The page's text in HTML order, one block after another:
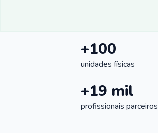
+100
unidades físicas
+19 mil
profissionais parceiros